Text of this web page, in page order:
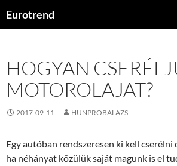
Eurotrend
HOGYAN
MOTOROLAJAT?
2017-09-11 HUNPROBALAZS
Egy autóban rendszeresen ki kell
ha néhányat közülük saját magunk is el